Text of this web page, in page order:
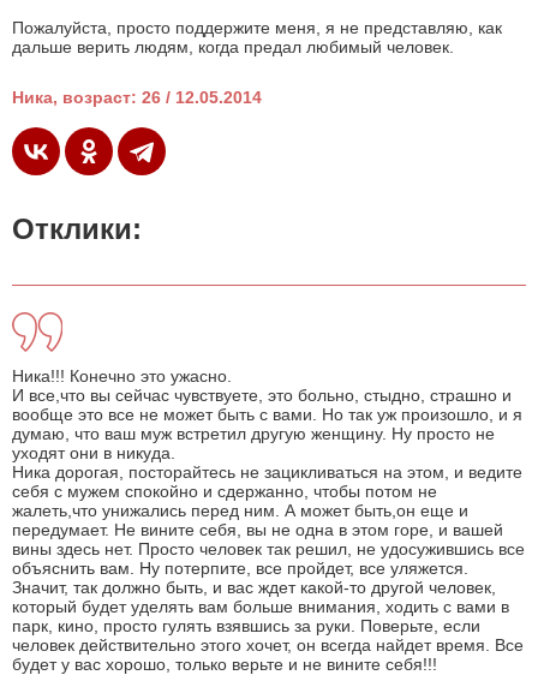
Пожалуйста, просто поддержите меня, я не представляю, как
дальше верить людям, когда предал любимый человек.
Ника, возраст: 26 / 12.05.2014
Отклики:
Ника!!! Конечно это ужасно.
И все,что вы сейчас чувствуете, это больно, стыдно, страшно и
вообще это все не может быть с вами. Но так уж произошло, и я
думаю, что ваш муж встретил другую женщину. Ну просто не
уходят они в никуда.
Ника дорогая, посторайтесь не зацикливаться на этом, и ведите
себя с мужем спокойно и сдержанно, чтобы потом не
жалеть,что унижались перед ним. А может быть,он еще и
передумает. Не вините себя, вы не одна в этом горе, и вашей
вины здесь нет. Просто человек так решил, не удосужившись все
объяснить вам. Ну потерпите, все пройдет, все уляжется.
Значит, так должно быть, и вас ждет какой-то другой человек,
который будет уделять вам больше внимания, ходить с вами в
парк, кино, просто гулять взявшись за руки. Поверьте, если
человек действительно этого хочет, он всегда найдет время. Все
будет у вас хорошо, только верьте и не вините себя!!!